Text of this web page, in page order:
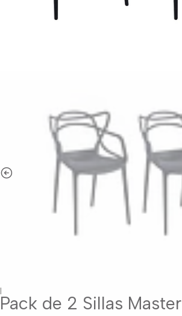
|
Pack de 2 Sillas Master